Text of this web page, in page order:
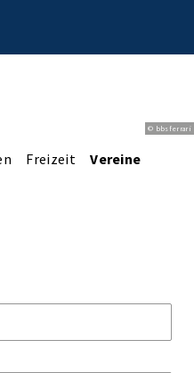
© bbsferrari
Freizeit Vereine